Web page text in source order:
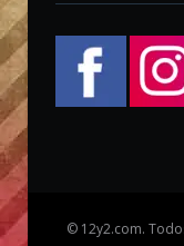
© 12y2.com.